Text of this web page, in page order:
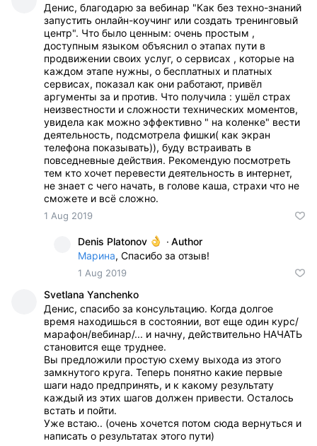
Денис, благодарю за вебинар "Как без техно-знаний
запустить онлайн-коучинг или создать тренинговый
центр". Что было ценным: очень простым ,
доступным языком объяснил о этапах пути в
продвижении своих услуг, о сервисах , которые на
каждом этапе нужны, о бесплатных и платных
сервисах, показал как они работают, привёл
аргументы за и против. Что получила : ушёл страх
неизвестности и сложности технических моментов,
увидела как можно эффективно " на коленке" вести
деятельность, подсмотрела фишки( как экран
телефона показывать)), буду встраивать в
повседневные действия. Рекомендую посмотреть
тем кто хочет перевести деятельность в интернет,
не знает с чего начать, в голове каша, страхи что не
сможете и всё сложно.
1 Aug 2019
Denis Platonov · Author
Марина, Спасибо за отзыв!
1 Aug 2019
Svetlana Yanchenko
Денис, спасибо за консультацию. Когда долгое
время находишься в состоянии, вот еще один курс/
марафон/вебинар/... и начну, действительно НАЧАТЬ
становится еще труднее.
Вы предложили простую схему выхода из этого
замкнутого круга. Теперь понятно какие первые
шаги надо предпринять, и к какому результату
каждый из этих шагов должен привести. Осталось
встать и пойти.
Уже встаю.. (очень хочется потом сюда вернуться и
написать о результатах этого пути)